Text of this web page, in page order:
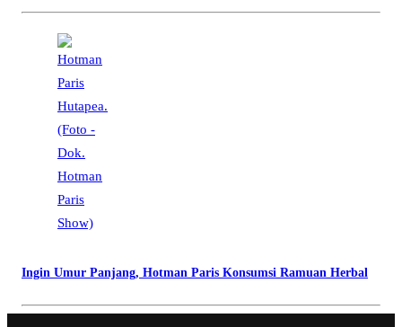
Ingin Umur Panjang, Hotman Paris Konsumsi Ramuan Herbal